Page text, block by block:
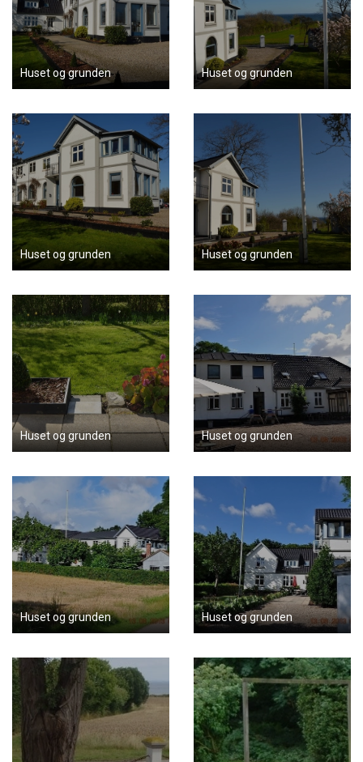
Huset og grunden Huset og grunden
Huset og grunden Huset og grunden
Huset og grunden Huset og grunden
Huset og grunden Huset og grunden